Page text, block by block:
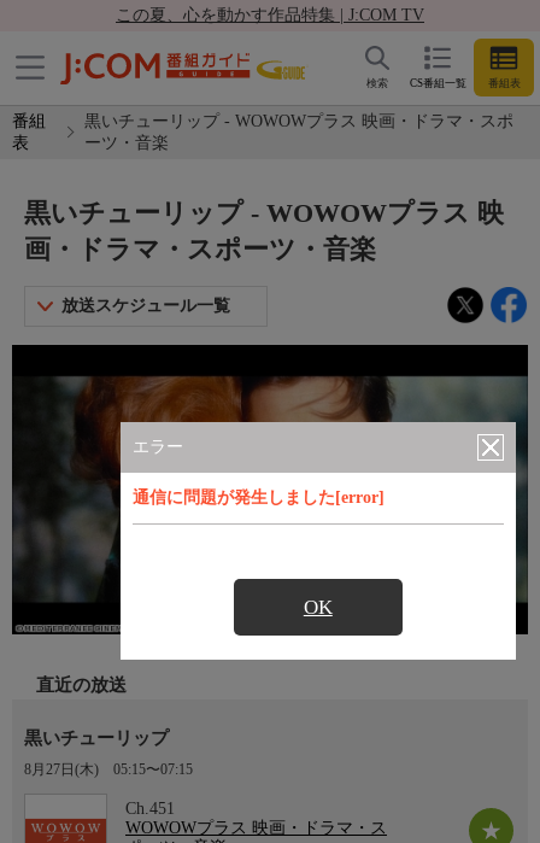
この夏、心を動かす作品特集 | J:COM TV
CS番組一覧 番組表
検索
番組
表
黒いチューリップ - WOWOWプラス 映画・ドラマ・スポ
ーツ・音楽
エラー
通信に問題が発生しました[error]
OK
黒いチューリップ - WOWOWプラス 映
画・ドラマ・スポーツ・音楽
放送スケジュール一覧
直近の放送
黒いチューリップ
8月27日(木) 05:15〜07:15
Ch.451
WOWOWプラス 映画・ドラマ・ス